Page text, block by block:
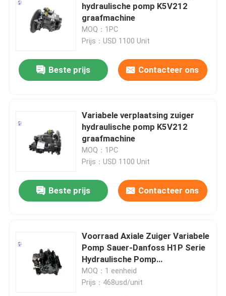
hydraulische pomp K5V212
graafmachine
MOQ：1PC
Prijs：USD 1100 Unit
Beste prijs Contacteer ons
Variabele verplaatsing zuiger
hydraulische pomp K5V212
graafmachine
MOQ：1PC
Prijs：USD 1100 Unit
Beste prijs Contacteer ons
Voorraad Axiale Zuiger Variabele
Pomp Sauer-Danfoss H1P Serie
Hydraulische Pomp
Groothandelsprijs
MOQ：1 eenheid
Prijs：468usd/unit